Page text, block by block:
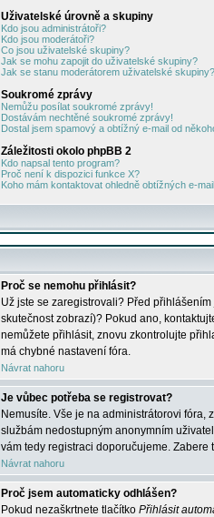
Uživatelské úrovně a skupiny
Kdo jsou administrátoři?
Kdo jsou moderátoři?
Co jsou uživatelské skupiny?
Jak se mohu zapojit do uživatelské skupiny?
Jak se stanu moderátorem uživatelské skupiny?
Soukromé zprávy
Nemůžu posílat soukromé zprávy!
Dostávám nechtěné soukromé zprávy!
Dostal jsem spamový a obtížný e-mail od
Záležitosti okolo phpBB 2
Kdo napsal tento program?
Proč není k dispozici funkce X?
Koho mám kontaktovat ohledně obtížných e-
Proč se nemohu přihlásit?
Už jste se zaregistrovali? Před
skutečnost zobrazí)? Pokud ano,
nemůžete přihlásit, znovu zkontrolujte
má chybné nastavení fóra.
Návrat nahoru
Je vůbec potřeba se registrovat?
Nemusíte. Vše je na administrátorovi fóra,
službám nedostupným anonymním
vám tedy registraci doporučujeme. Zabere
Návrat nahoru
Proč jsem automaticky odhlášen?
Pokud nezaškrtnete tlačítko Přihlásit